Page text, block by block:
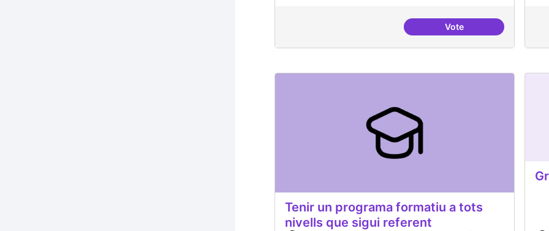
VoteEstablir les àrees o
Tenir un programa formatiu a tots
nivells que sigui referent